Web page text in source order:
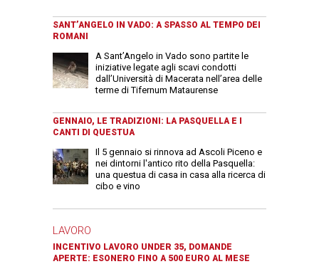
SANT’ANGELO IN VADO: A SPASSO AL TEMPO DEI
ROMANI
A Sant’Angelo in Vado sono partite le
iniziative legate agli scavi condotti
dall’Università di Macerata nell’area delle
terme di Tifernum Mataurense
GENNAIO, LE TRADIZIONI: LA PASQUELLA E I
CANTI DI QUESTUA
Il 5 gennaio si rinnova ad Ascoli Piceno e
nei dintorni l'antico rito della Pasquella:
una questua di casa in casa alla ricerca di
cibo e vino
LAVORO
INCENTIVO LAVORO UNDER 35, DOMANDE
APERTE: ESONERO FINO A 500 EURO AL MESE